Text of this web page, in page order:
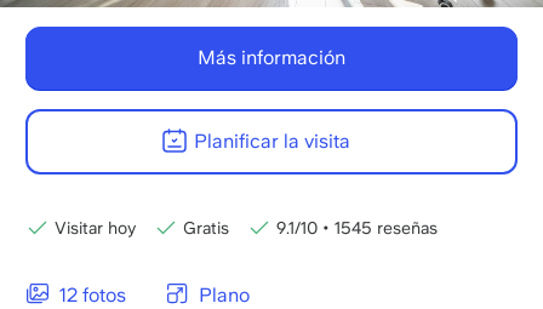
12 fotos Plano
Más información
Planificar la visita
Visitar hoy Gratis 9.1/10 • 1545 reseñas